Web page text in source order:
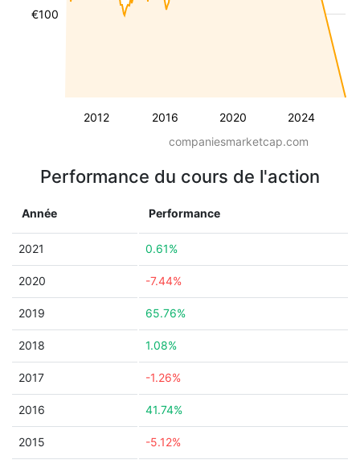
2012 2016 2020 2024
€100
companiesmarketcap.com
Performance du cours de l'action
Année Performance
2021 0.61%
2020 -7.44%
2019 65.76%
2018 1.08%
2017 -1.26%
2016 41.74%
2015 -5.12%